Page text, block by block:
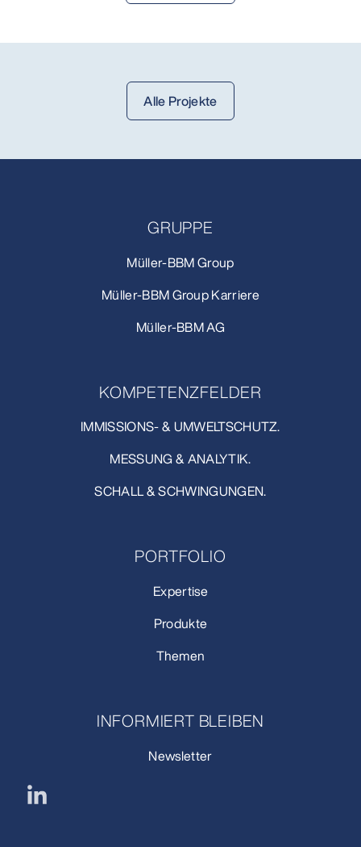
Alle Projekte
GRUPPE
Müller-BBM Group
Müller-BBM Group Karriere
Müller-BBM AG
KOMPETENZFELDER
IMMISSIONS- & UMWELTSCHUTZ.
MESSUNG & ANALYTIK.
SCHALL & SCHWINGUNGEN.
PORTFOLIO
Expertise
Produkte
Themen
INFORMIERT BLEIBEN
Newsletter